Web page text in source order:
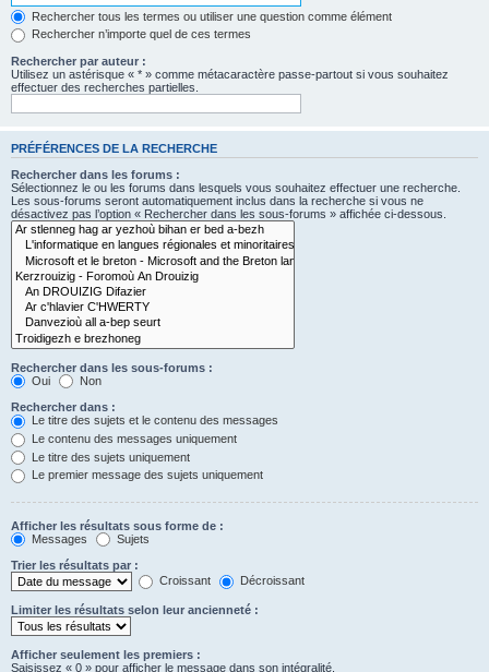
Rechercher tous les termes ou utiliser une question comme élément
Rechercher n’importe quel de ces termes
Rechercher par auteur :
Utilisez un astérisque « * » comme métacaractère passe-partout si vous souhaitez
effectuer des recherches partielles.
PRÉFÉRENCES DE LA RECHERCHE
Rechercher dans les forums :
Sélectionnez le ou les forums dans lesquels vous souhaitez effectuer une recherche.
Les sous-forums seront automatiquement inclus dans la recherche si vous ne
désactivez pas l’option « Rechercher dans les sous-forums » affichée ci-dessous.
Rechercher dans les sous-forums :
Oui
Non
Rechercher dans :
Le titre des sujets et le contenu des messages
Le contenu des messages uniquement
Le titre des sujets uniquement
Le premier message des sujets uniquement
Afficher les résultats sous forme de :
Messages
Sujets
Trier les résultats par :
Croissant
Décroissant
Limiter les résultats selon leur ancienneté :
Afficher seulement les premiers :
Saisissez « 0 » pour afficher le message dans son intégralité.